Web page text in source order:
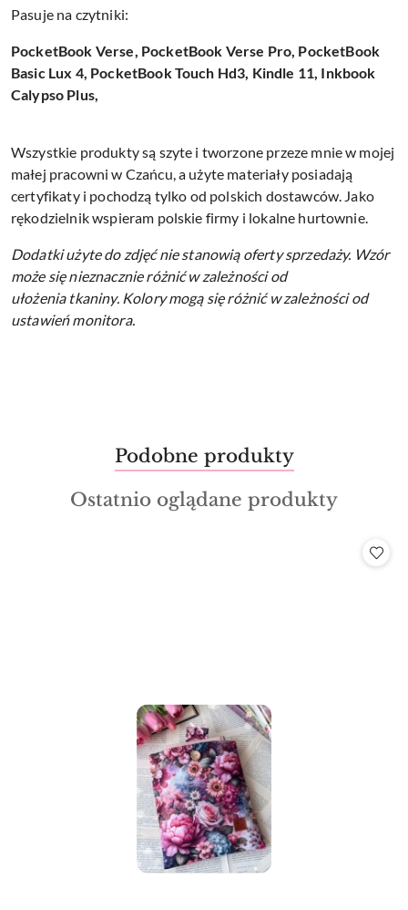
Pasuje na czytniki:
PocketBook Verse, PocketBook Verse Pro, PocketBook
Basic Lux 4, PocketBook Touch Hd3, Kindle 11, Inkbook
Calypso Plus,
Wszystkie produkty są szyte i tworzone przeze mnie w mojej
małej pracowni w Czańcu, a użyte materiały posiadają
certyfikaty i pochodzą tylko od polskich dostawców. Jako
rękodzielnik wspieram polskie firmy i lokalne hurtownie.
Dodatki użyte do zdjęć nie stanowią oferty sprzedaży. Wzór
może się nieznacznie różnić w zależności od
ułożenia tkaniny. Kolory mogą się różnić w zależności od
ustawień monitora.
Pomiń karuzelę produktów
Produkty
o
statusie:
Podobne produkty
Produkty
Ostatnio oglądane produkty